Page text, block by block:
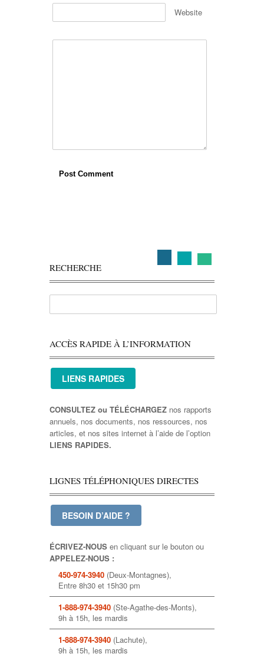
Website
RECHERCHE
ACCÈS RAPIDE À L’INFORMATION
LIENS RAPIDES
CONSULTEZ ou TÉLÉCHARGEZ nos rapports
annuels, nos documents, nos ressources, nos
articles, et nos sites internet à l’aide de l’option
LIENS RAPIDES.
LIGNES TÉLÉPHONIQUES DIRECTES
BESOIN D’AIDE ?
ÉCRIVEZ-NOUS en cliquant sur le bouton ou
APPELEZ-NOUS :
450-974-3940 (Deux-Montagnes),
Entre 8h30 et 15h30 pm
1-888-974-3940 (Ste-Agathe-des-Monts),
9h à 15h, les mardis
1-888-974-3940 (Lachute),
9h à 15h, les mardis